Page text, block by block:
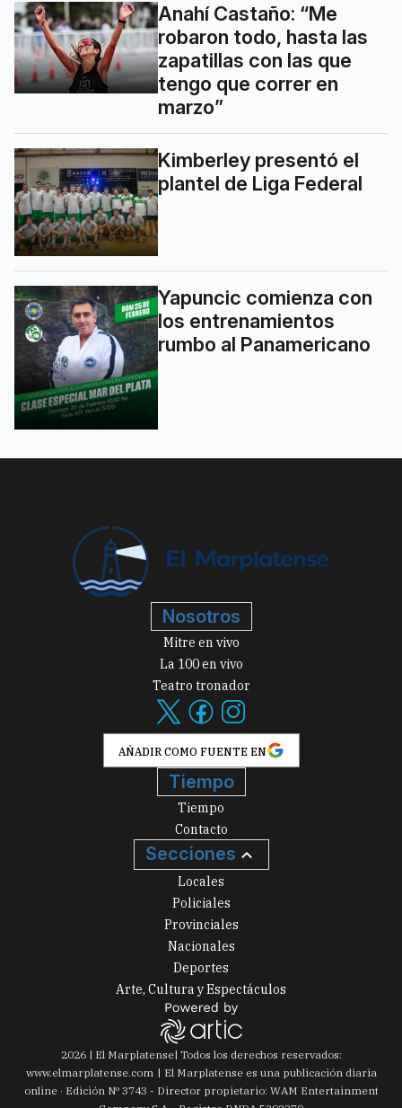
Anahí Castaño: “Me
robaron todo, hasta las
zapatillas con las que
tengo que correr en
marzo”
Kimberley presentó el
plantel de Liga Federal
Yapuncic comienza con
los entrenamientos
rumbo al Panamericano
Nosotros
Mitre en vivo
La 100 en vivo
Teatro tronador
AÑADIR COMO FUENTE EN
Tiempo
Tiempo
Contacto
Secciones
Locales
Policiales
Provinciales
Nacionales
Deportes
Arte, Cultura y Espectáculos
2026| El Marplatense| Todos los derechos reservados:
www.elmarplatense.com
El Marplatense es una publicación diaria
online · Edición Nº 3743 - Director propietario: WAM Entertainment